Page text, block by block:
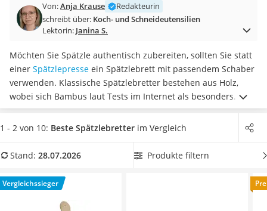
Spülmaschinentabs
Akku-Staubsauger
AEG-Waschmaschine
Saug-Wisch-Roboter
Handstaubsauger
Milchaufschäumer
Kondenstrockner
Reiskocher
Tierhaarstaubsauger
Nespresso-Maschine
Messerschärfer
Von:Anja Krause
Redakteurin
schreibt über: Koch- und Schneideutensilien
Lektorin: Janina S.
Möchten Sie Spätzle authentisch zubereiten, sollten Sie statt
einer Spätzlepresse ein Spätzlebrett mit passendem Schaber
verwenden. Klassische Spätzlebretter bestehen aus Holz,
wobei sich Bambus laut Tests im Internet als besonders
pflegeleichtes und hygienisches Materialentpuppt. Wählen
Sie jetzt ein Spätzlebrett aus unserer Vergleichstabelle, das
problemlos in einer Hand halten können, ohne dass Ihr Arm
ModellGoldspatz 2198S
1 - 2 von 10: Beste Spätzlebretter im Vergleich
Stand: 28.07.2026 Produkte filtern
Vergleichssieger